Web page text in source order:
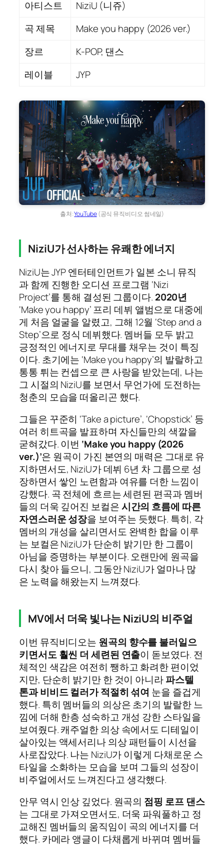
아티스트
NiziU (니쥬)
곡 제목
Make you happy (2026 ver.)
장르
K-POP, 댄스
레이블
JYP
출처:YouTube(공식 뮤직비디오 썸네일)
NiziU가 선사하는 유쾌한 에너지
NiziU는 JYP 엔터테인먼트가 일본 소니 뮤직
과 함께 진행한 오디션 프로그램 ‘Nizi
Project’를 통해 결성된 그룹이다. 2020년
‘Make you happy’ 프리 데뷔 앨범으로 대중에
게 처음 얼굴을 알렸고, 그해 12월 ‘Step and a
Step’으로 정식 데뷔했다. 멤버들 모두 밝고
긍정적인 에너지로 무대를 채우는 것이 특징
이다. 초기에는 ‘Make you happy’의 발랄하고
통통 튀는 컨셉으로 큰 사랑을 받았는데, 나는
그 시절의 NiziU를 보면서 무언가에 도전하는
청춘의 모습을 떠올리곤 했다.
그들은 꾸준히 ‘Take a picture’, ‘Chopstick’ 등
여러 히트곡을 발표하며 자신들만의 색깔을
굳혀갔다. 이번 ‘Make you happy (2026
ver.)’은 원곡이 가진 본연의 매력은 그대로 유
지하면서도, NiziU가 데뷔 6년 차 그룹으로 성
장하면서 쌓인 노련함과 여유를 더한 느낌이
강했다. 곡 전체에 흐르는 세련된 편곡과 멤버
들의 더욱 깊어진 보컬은시간의 흐름에 따른
자연스러운 성장을 보여주는 듯했다. 특히, 각
멤버의 개성을 살리면서도 완벽한 합을 이루
는 보컬은 NiziU가 단순히 밝기만 한 그룹이
아님을 증명하는 부분이다. 오랜만에 원곡을
다시 찾아 들으니, 그동안 NiziU가 얼마나 많
은 노력을 해왔는지 느껴졌다.
MV에서 더욱 빛나는 NiziU의 비주얼
이번 뮤직비디오는 원곡의 향수를 불러일으
키면서도 훨씬 더 세련된 연출이 돋보였다. 전
체적인 색감은 여전히 쨍하고 화려한 편이었
지만, 단순히 밝기만 한 것이 아니라파스텔
톤과 비비드 컬러가 적절히 섞여 눈을 즐겁게
했다. 특히 멤버들의 의상은 초기의 발랄한 느
낌에 더해 한층 성숙하고 개성 강한 스타일을
보여줬다. 캐주얼한 의상 속에서도 디테일이
살아있는 액세서리나 의상 패턴들이 시선을
사로잡았다. 나는 NiziU가 이렇게 다채로운 스
타일을 소화하는 모습을 보며 그들의 성장이
비주얼에서도 느껴진다고 생각했다.
안무 역시 인상 깊었다. 원곡의 점핑 로프 댄스
는 그대로 가져오면서도, 더욱 파워풀하고 정
교해진 멤버들의 움직임이 곡의 에너지를 더
했다. 카메라 앵글이 다채롭게 바뀌며 멤버들